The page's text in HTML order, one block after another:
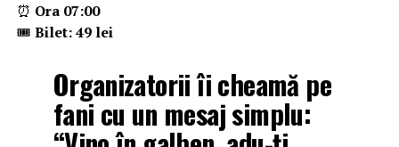
⏰ Ora 07:00
🎟️ Bilet: 49 lei
Organizatorii îi cheamă pe
fani cu un mesaj simplu: